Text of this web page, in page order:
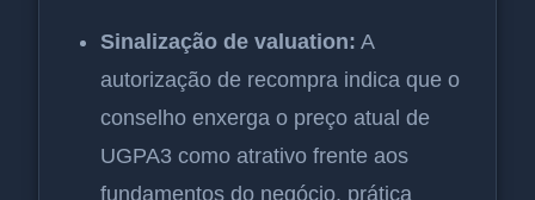
Sinalização de valuation: A
autorização de recompra indica que o
conselho enxerga o preço atual de
UGPA3 como atrativo frente aos
fundamentos do negócio, prática